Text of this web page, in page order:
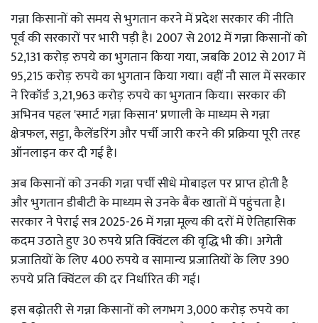
गन्ना किसानों को समय से भुगतान करने में प्रदेश सरकार की नीति
पूर्व की सरकारों पर भारी पड़ी है। 2007 से 2012 में गन्ना किसानों को
52,131 करोड़ रुपये का भुगतान किया गया, जबकि 2012 से 2017 में
95,215 करोड़ रुपये का भुगतान किया गया। वहीं नौ साल में सरकार
ने रिकॉर्ड 3,21,963 करोड़ रुपये का भुगतान किया। सरकार की
अभिनव पहल 'स्मार्ट गन्ना किसान' प्रणाली के माध्यम से गन्ना
क्षेत्रफल, सट्टा, कैलेंडरिंग और पर्ची जारी करने की प्रक्रिया पूरी तरह
ऑनलाइन कर दी गई है।
अब किसानों को उनकी गन्ना पर्ची सीधे मोबाइल पर प्राप्त होती है
और भुगतान डीबीटी के माध्यम से उनके बैंक खातों में पहुंचता है।
सरकार ने पेराई सत्र 2025-26 में गन्ना मूल्य की दरों में ऐतिहासिक
कदम उठाते हुए 30 रुपये प्रति क्विंटल की वृद्धि भी की। अगेती
प्रजातियों के लिए 400 रुपये व सामान्य प्रजातियों के लिए 390
रुपये प्रति क्विंटल की दर निर्धारित की गई।
इस बढ़ोतरी से गन्ना किसानों को लगभग 3,000 करोड़ रुपये का